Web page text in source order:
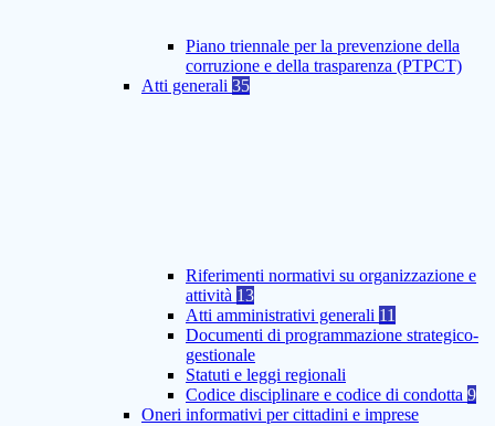
Piano triennale per la prevenzione della
corruzione e della trasparenza (PTPCT)
Atti generali 35
Riferimenti normativi su organizzazione e
attività 13
Atti amministrativi generali 11
Documenti di programmazione strategico-
gestionale
Statuti e leggi regionali
Codice disciplinare e codice di condotta 9
Oneri informativi per cittadini e imprese